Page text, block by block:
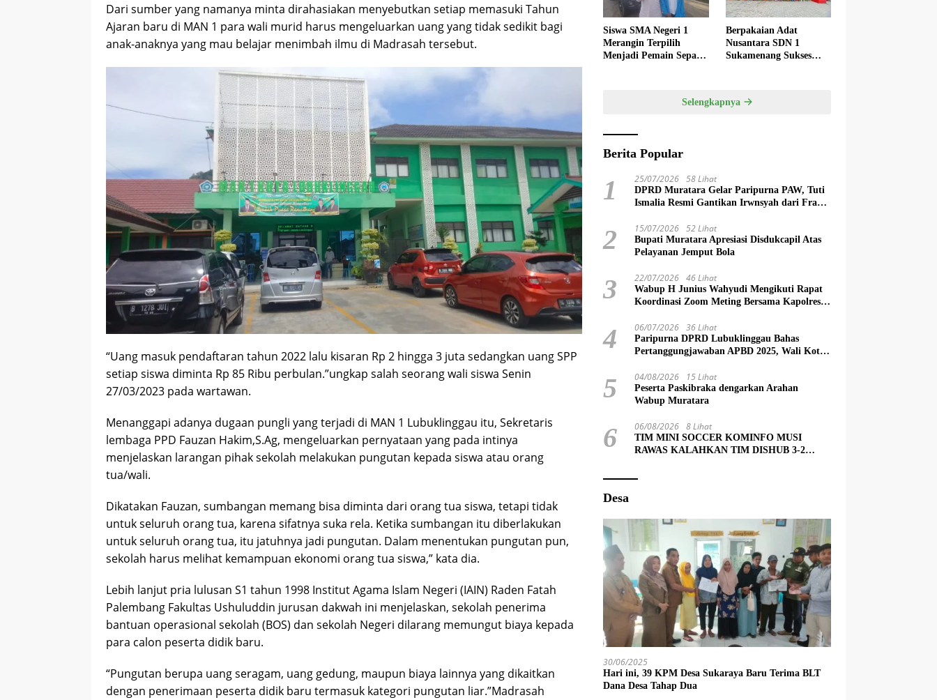
Dari sumber yang namanya minta dirahasiakan menyebutkan setiap memasuki Tahun
Ajaran baru di MAN 1 para wali murid harus mengeluarkan uang yang tidak sedikit bagi
anak-anaknya yang mau belajar menimbah ilmu di Madrasah tersebut.
“Uang masuk pendaftaran tahun 2022 lalu kisaran Rp 2 hingga 3 juta sedangkan uang SPP
setiap siswa diminta Rp 85 Ribu perbulan.”ungkap salah seorang wali siswa Senin
27/03/2023 pada wartawan.
Menanggapi adanya dugaan pungli yang terjadi di MAN 1 Lubuklinggau itu, Sekretaris
lembaga PPD Fauzan Hakim,S.Ag, mengeluarkan pernyataan yang pada intinya
menjelaskan larangan pihak sekolah melakukan pungutan kepada siswa atau orang
tua/wali.
Dikatakan Fauzan, sumbangan memang bisa diminta dari orang tua siswa, tetapi tidak
untuk seluruh orang tua, karena sifatnya suka rela. Ketika sumbangan itu diberlakukan
untuk seluruh orang tua, itu jatuhnya jadi pungutan. Dalam menentukan pungutan pun,
sekolah harus melihat kemampuan ekonomi orang tua siswa,” kata dia.
Lebih lanjut pria lulusan S1 tahun 1998 Institut Agama Islam Negeri (IAIN) Raden Fatah
Palembang Fakultas Ushuluddin jurusan dakwah ini menjelaskan, sekolah penerima
bantuan operasional sekolah (BOS) dan sekolah Negeri dilarang memungut biaya kepada
para calon peserta didik baru.
“Pungutan berupa uang seragam, uang gedung, maupun biaya lainnya yang dikaitkan
dengan penerimaan peserta didik baru termasuk kategori pungutan liar.”Madrasah
Siswa SMA Negeri 1
Merangin Terpilih
Menjadi Pemain Sepak
Berpakaian Adat
Nusantara SDN 1
Sukamenang Sukses
Selengkapnya
Berita Popular
1 25/07/2026 58 Lihat
DPRD Muratara Gelar Paripurna PAW, Tuti
Ismalia Resmi Gantikan Irwnsyah dari Fraksi
2 15/07/2026 52 Lihat
Bupati Muratara Apresiasi Disdukcapil Atas
Pelayanan Jemput Bola
3 22/07/2026 46 Lihat
Wabup H Junius Wahyudi Mengikuti Rapat
Koordinasi Zoom Meting Bersama Kapolres
4 06/07/2026 36 Lihat
Paripurna DPRD Lubuklinggau Bahas
Pertanggungjawaban APBD 2025, Wali Kota
5 04/08/2026 15 Lihat
Peserta Paskibraka dengarkan Arahan
Wabup Muratara
6 06/08/2026 8 Lihat
TIM MINI SOCCER KOMINFO MUSI
RAWAS KALAHKAN TIM DISHUB 3-2
Desa
30/06/2025
Hari ini, 39 KPM Desa Sukaraya Baru Terima BLT
Dana Desa Tahap Dua